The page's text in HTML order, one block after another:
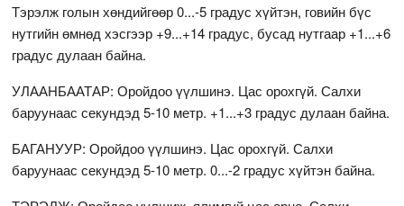
Тэрэлж голын хөндийгөөр 0...-5 градус хүйтэн, говийн бүс
нутгийн өмнөд хэсгээр +9...+14 градус, бусад нутгаар +1...+6
градус дулаан байна.
УЛААНБААТАР: Оройдоо үүлшинэ. Цас орохгүй. Салхи
баруунаас секундэд 5-10 метр. +1...+3 градус дулаан байна.
БАГАНУУР: Оройдоо үүлшинэ. Цас орохгүй. Салхи
баруунаас секундэд 5-10 метр. 0...-2 градус хүйтэн байна.